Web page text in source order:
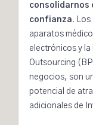
consolidarnos
confianza.
aparatos
electrónicos y la
Outsourcing
negocios, son
potencial de
adicionales de